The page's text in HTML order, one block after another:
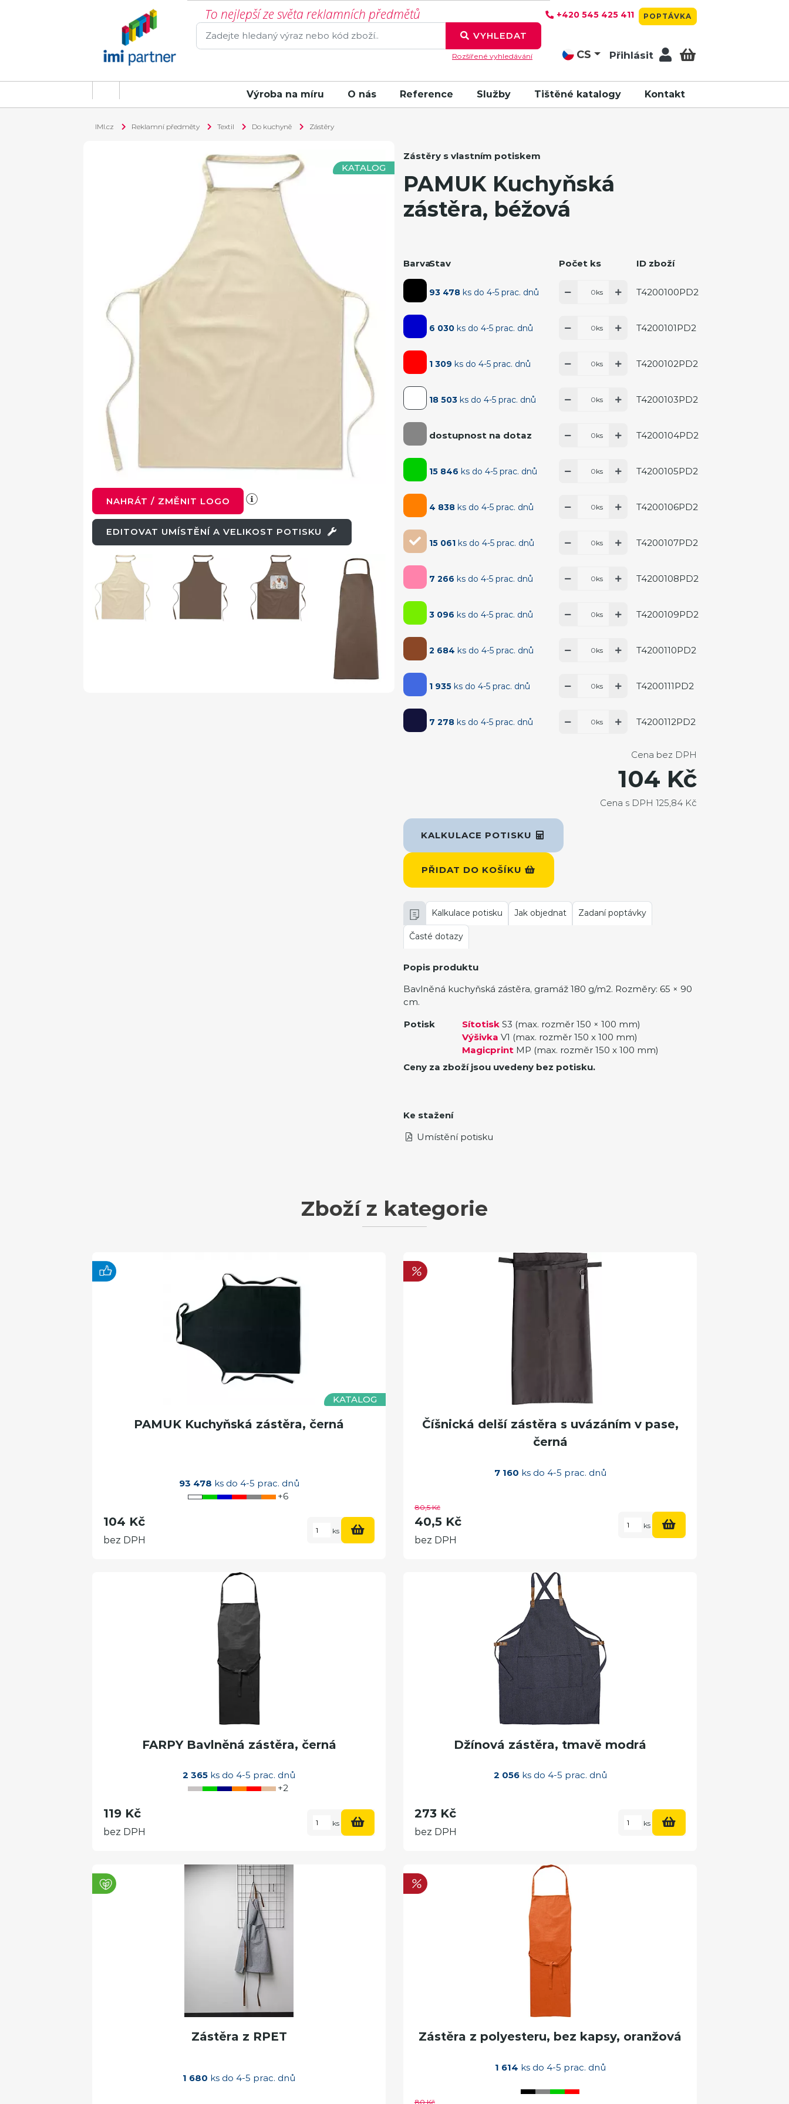
To nejlepší ze světa reklamních předmětů
VYHLEDAT
Rozšířené vyhledávání
+420 545 425 411 POPTÁVKA
CS Přihlásit
Výroba na míru O nás Reference Služby Tištěné katalogy Kontakt
IMI.cz Reklamní předměty Textil Do kuchyně Zástěry
KATALOG
NAHRÁT / ZMĚNIT LOGO
EDITOVAT UMÍSTĚNÍ A VELIKOST POTISKU
Zástěry s vlastním potiskem
PAMUK Kuchyňská
zástěra, béžová
BarvaStav Počet ks ID zboží
93 478 ks do 4-5 prac. dnů ks T4200100PD2
6 030 ks do 4-5 prac. dnů ks T4200101PD2
1 309 ks do 4-5 prac. dnů ks T4200102PD2
18 503 ks do 4-5 prac. dnů ks T4200103PD2
dostupnost na dotaz ks T4200104PD2
15 846 ks do 4-5 prac. dnů ks T4200105PD2
4 838 ks do 4-5 prac. dnů ks T4200106PD2
15 061 ks do 4-5 prac. dnů ks T4200107PD2
7 266 ks do 4-5 prac. dnů ks T4200108PD2
3 096 ks do 4-5 prac. dnů ks T4200109PD2
2 684 ks do 4-5 prac. dnů ks T4200110PD2
1 935 ks do 4-5 prac. dnů ks T4200111PD2
7 278 ks do 4-5 prac. dnů ks T4200112PD2
KALKULACE POTISKU
PŘIDAT DO KOŠÍKU
Cena bez DPH
104 Kč
Cena s DPH 125,84 Kč
Kalkulace potisku Jak objednat Zadaní poptávky
Časté dotazy
Popis produktu
Bavlněná kuchyňská zástěra, gramáž 180 g/m2. Rozměry: 65 × 90
cm.
Potisk
Sítotisk S3 (max. rozměr 150 × 100 mm)
Výšivka V1 (max. rozměr 150 x 100 mm)
Magicprint MP (max. rozměr 150 x 100 mm)
Ceny za zboží jsou uvedeny bez potisku.
Ke stažení
Umístění potisku
Zboží z kategorie
KATALOG
PAMUK Kuchyňská zástěra, černá
93 478 ks do 4-5 prac. dnů
104 Kč
bez DPH
ks
+6
Číšnická delší zástěra s uvázáním v pase,
černá
7 160 ks do 4-5 prac. dnů
80,5 Kč
40,5 Kč
bez DPH
ks
FARPY Bavlněná zástěra, černá
2 365 ks do 4-5 prac. dnů
119 Kč
bez DPH
ks
+2
Džínová zástěra, tmavě modrá
2 056ks do 4-5 prac. dnů
273 Kč
bez DPH
ks
Zástěra z RPET
1 680 ks do 4-5 prac. dnů
Zástěra z polyesteru, bez kapsy, oranžová
1 614 ks do 4-5 prac. dnů
80 Kč